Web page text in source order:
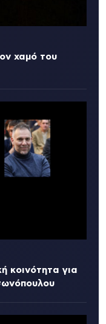
χαμό του
κοινότητα για